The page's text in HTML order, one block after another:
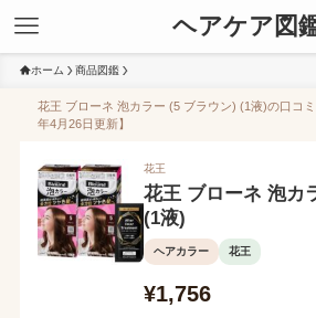
ヘアケア図
ホーム 商品図鑑
花王 ブローネ 泡カラー (5 ブラウン) (1液)の口コ
年4月26日更新】
花王
花王 ブローネ 泡カ
(1液)
ヘアカラー 花王
¥1,756